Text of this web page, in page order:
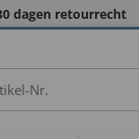
dagen retourrecht